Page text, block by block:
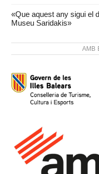
«Que aquest any sigui el
Museu Saridakis»
AMB